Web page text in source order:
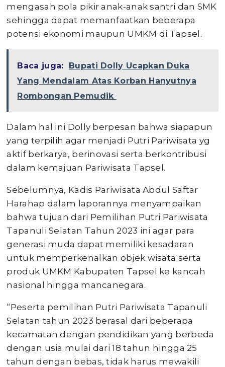
mengasah pola pikir anak-anak santri dan SMK
sehingga dapat memanfaatkan beberapa
potensi ekonomi maupun UMKM di Tapsel.
Baca juga:
Bupati Dolly Ucapkan Duka
Yang Mendalam Atas Korban Hanyutnya
Rombongan Pemudik
Dalam hal ini Dolly berpesan bahwa siapapun
yang terpilih agar menjadi Putri Pariwisata yg
aktif berkarya, berinovasi serta berkontribusi
dalam kemajuan Pariwisata Tapsel.
Sebelumnya, Kadis Pariwisata Abdul Saftar
Harahap dalam laporannya menyampaikan
bahwa tujuan dari Pemilihan Putri Pariwisata
Tapanuli Selatan Tahun 2023 ini agar para
generasi muda dapat memiliki kesadaran
untuk memperkenalkan objek wisata serta
produk UMKM Kabupaten Tapsel ke kancah
nasional hingga mancanegara.
“Peserta pemilihan Putri Pariwisata Tapanuli
Selatan tahun 2023 berasal dari beberapa
kecamatan dengan pendidikan yang berbeda
dengan usia mulai dari 18 tahun hingga 25
tahun dengan bebas, tidak harus mewakili